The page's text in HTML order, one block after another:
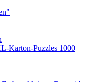
Karton-Puzzles 1000